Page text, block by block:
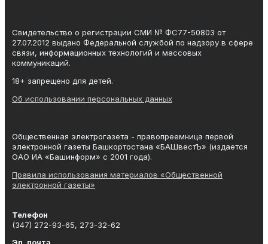
Свидетельство о регистрации СМИ № ФС77-50803 от
27.07.2012 выдано Федеральной службой по надзору в сфере
связи, информационных технологий и массовых
коммуникаций.
18+ запрещено для детей.
Об использовании персональных данных
Общественная электрогазета - правопреемница первой
электронной газеты Башкортостана «БАШвестЪ» (издается
ОАО ИА «Башинформ» с 2001 года).
Правила использования материалов «Общественной
электронной газеты»
Телефон
(347) 272-93-65, 273-32-62